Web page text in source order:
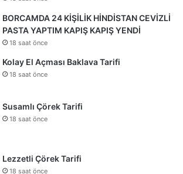
BORCAMDA 24 KİŞİLİK HİNDİSTAN CEVİZLİ
PASTA YAPTIM KAPIŞ KAPIŞ YENDİ
18 saat önce
Kolay El Açması Baklava Tarifi
18 saat önce
Susamlı Çörek Tarifi
18 saat önce
Lezzetli Çörek Tarifi
18 saat önce